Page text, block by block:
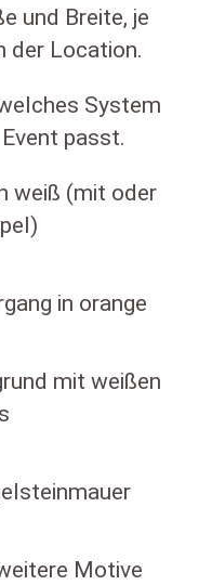
und Breite, je
der Location.
System
passt.
weiß (mit oder
in orange
mit weißen
Motive